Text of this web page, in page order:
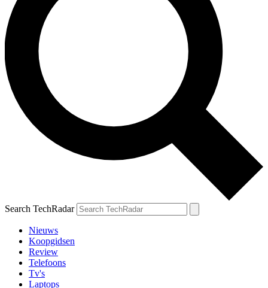
Search TechRadar
Nieuws
Koopgidsen
Review
Telefoons
Tv's
Laptops